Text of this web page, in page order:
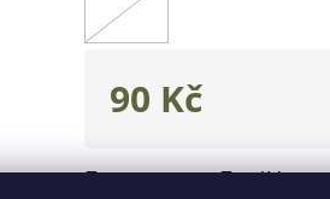
Zeptat se Hlídat
90 Kč